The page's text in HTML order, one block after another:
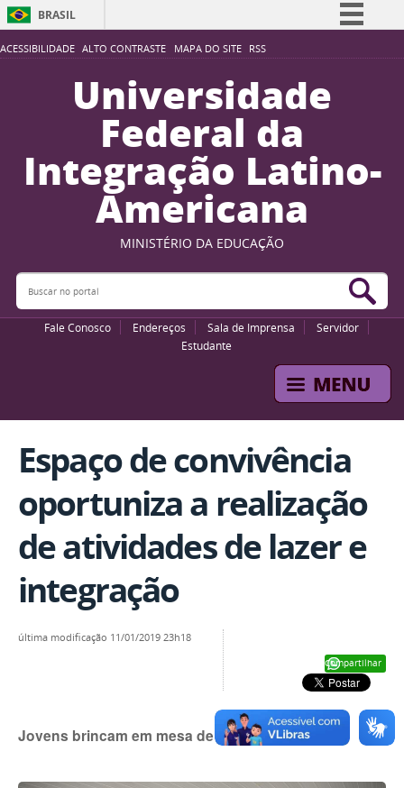
ACESSIBILIDADE ALTO CONTRASTE MAPA DO SITE RSS
BRASIL
Simplifique!
Participe
Acesso à informação
Legislação
Canais
Universidade
Federal da
Integração Latino-
Americana
MINISTÉRIO DA EDUCAÇÃO
Buscar no portal
Fale Conosco Endereços Sala de Imprensa
Servidor
Estudante
Espaço de convivência
oportuniza a realização
de atividades de lazer e
integração
Compartilhar
última modificação 11/01/2019 23h18
Jovens brincam em mesa de pebolim